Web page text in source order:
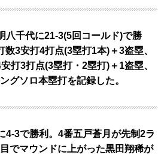
八千代に21-3(5回コールド)で勝
3安打4打点(3塁打1本)＋3盗塁、
打3打点(3塁打・2塁打)＋1盗塁、
グソロ本塁打を記録した。
4-3で勝利。4番五戸蒼月が先制2ラ
でマウンドに上がった黒田翔稀が